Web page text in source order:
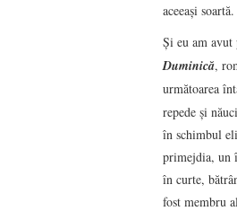
aceeaşi soartă.
Şi eu am
Duminică,
următoarea
repede şi
în schimbul
primejdia, un
în curte,
fost membru